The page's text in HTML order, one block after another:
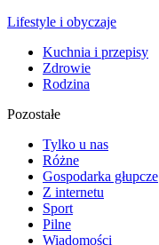
Lifestyle i obyczaje
Kuchnia i przepisy
Zdrowie
Rodzina
Pozostałe
Tylko u nas
Różne
Gospodarka głupcze
Z internetu
Sport
Pilne
Wiadomości